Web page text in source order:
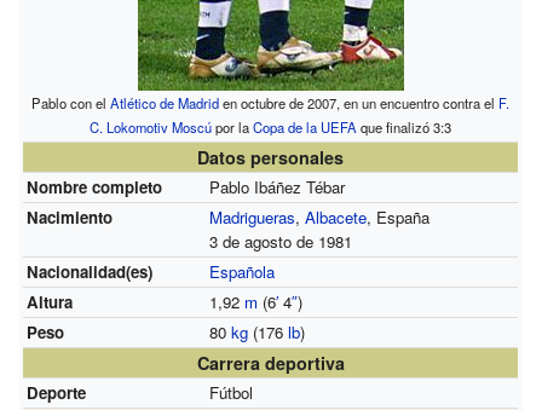
Pablo con elAtlético de Madriden octubre de 2007, en un encuentro contra el F.
C. Lokomotiv Moscúpor laCopa de la UEFAque finalizó 3:3
Datos personales
Nombre completo
Pablo Ibáñez Tébar
Nacimiento
Madrigueras, Albacete, España
3 de agosto de 1981
Nacionalidad(es)
Española
Altura
1,92 m (6′4″)
Peso
80 kg(176 lb)
Carrera deportiva
Deporte Fútbol